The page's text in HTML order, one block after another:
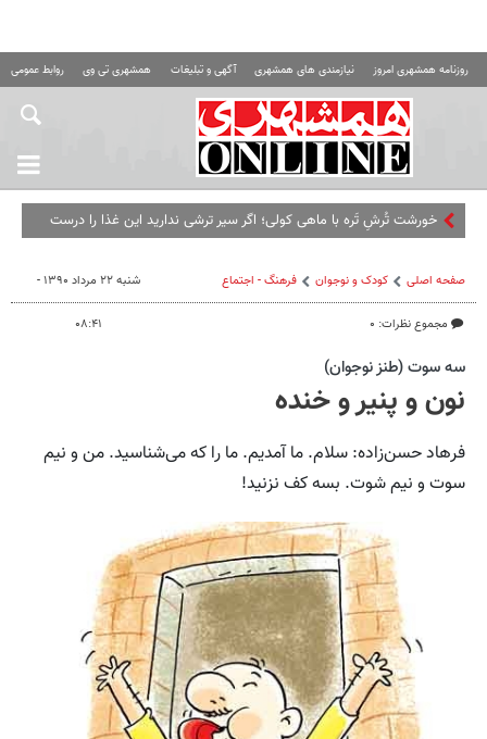
روزنامه همشهری امروز نیازمندی های همشهری آگهی و تبلیغات همشهری تی وی روابط عمومی
خورشت تُرشِ تَره با ماهی کولی؛ اگر سیر ترشی ندارید این غذا را درست
صفحه اصلی کودک و نوجوان فرهنگ - اجتماع
مجموع نظرات: ۰
شنبه ۲۲ مرداد ۱۳۹۰ -
۰۸:۴۱
سه سوت (‌طنز نوجوان)
نون و پنیر و خنده
فرهاد حسن‌زاده: سلام. ما آمدیم. ما را که می‌شناسید. من و نیم
سوت و نیم شوت. بسه کف نزنید!